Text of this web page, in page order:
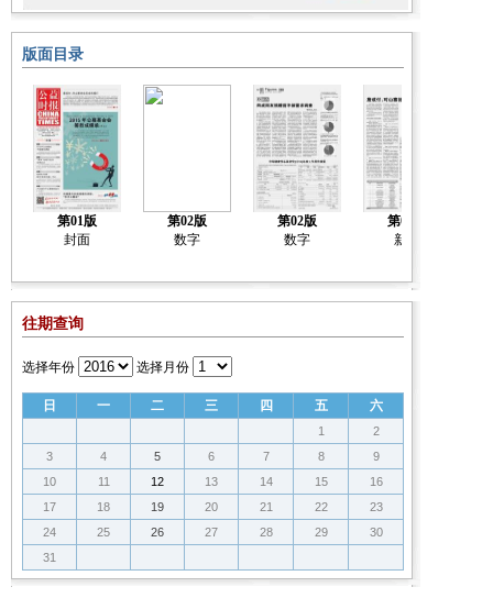
版面目录
第01版
封面
第02版
数字
第02版
数字
第03版
新闻
往期查询
选择年份 选择月份
日 一 二 三 四 五 六
1
2
3
4 5 6 7 8
9
10
11 12 13 14 15
16
17
18 19 20 21 22
23
24
25 26 27 28 29
30
31